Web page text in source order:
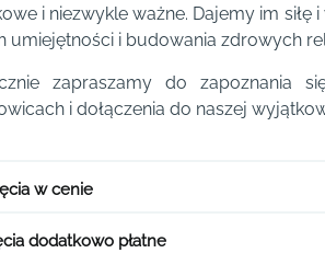
i niezwykle ważne. Dajemy im
umiejętności i budowania zdrowych
zapraszamy do zapoznania
i dołączenia do naszej
w cenie
dodatkowo płatne